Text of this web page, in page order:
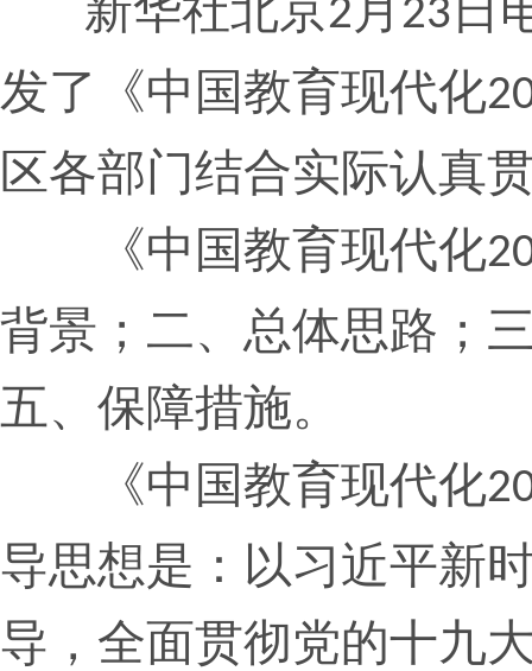
2 23
发了《中国教育现代化
区各部门结合实际认真
《中国教育现代化
背景；二、总体思路；
五、保障措施。
《中国教育现代化
导思想是：以习近平新
导，全面贯彻党的十九